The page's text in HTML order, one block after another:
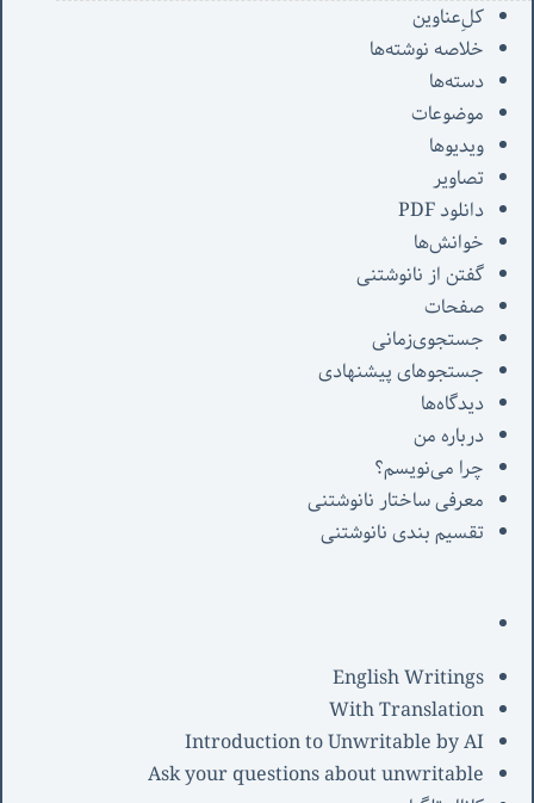
کل‌ِعناوین
خلاصه نوشته‌ها
دسته‌ها
موضوعات
ویدیوها
تصاویر
دانلود PDF
خوانش‌ها
گفتن از نانوشتنی
صفحات
جستجوی‌زمانی
جستجوهای پیشنهادی
دیدگاه‌ها
درباره من
چرا می‌نویسم؟
معرفی‌ ساختار نانوشتنی
تقسیم بندی نانوشتنی
English Writings
With Translation
Introduction to Unwritable by AI
Ask your questions about unwritable